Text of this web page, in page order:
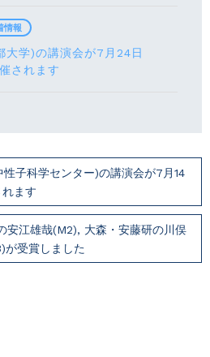
大学)の講演会が7月24⽇
されます
情報
子科学センター)の講演会が7月14
ます
安江雄哉(M2), 大森・安藤研の川俣
受賞しました